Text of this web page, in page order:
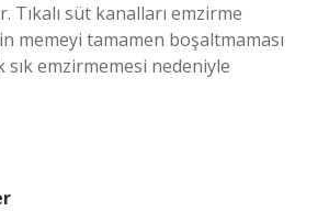
Tıkalı süt kanalları emzirme
memeyi tamamen boşaltmaması
sık emzirmemesi nedeniyle